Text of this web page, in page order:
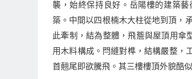
襲，始終保持良好。岳陽樓的建築
築。中間以四根楠木大柱從地到頂，
此牽制，結為整體，飛簷與屋頂用傘
用木料構成。閂縫對榫，結構嚴整，
首翹尾即欲騰飛。其三樓樓頂外貌酷